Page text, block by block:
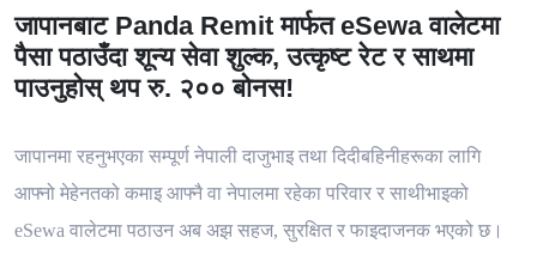
जापानबाट Panda Remit मार्फत eSewa वालेटमा
पैसा पठाउँदा शून्य सेवा शुल्क, उत्कृष्ट रेट र साथमा
पाउनुहोस् थप रु. २०० बोनस!
जापानमा रहनुभएका सम्पूर्ण नेपाली दाजुभाइ तथा दिदीबहिनीहरूका लागि
आफ्नो मेहेनतको कमाइ आफ्नै वा नेपालमा रहेका परिवार र साथीभाइको
eSewa वालेटमा पठाउन अब अझ सहज, सुरक्षित र फाइदाजनक भएको छ।